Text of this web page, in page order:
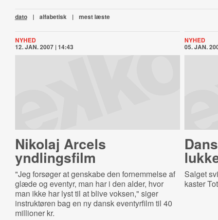
dato | alfabetisk | mest læste
NYHED
12. JAN. 2007 | 14:43
Nikolaj Arcels
yndlingsfilm
"Jeg forsøger at genskabe den fornemmelse af
glæde og eventyr, man har i den alder, hvor
man ikke har lyst til at blive voksen," siger
instruktøren bag en ny dansk eventyrfilm til 40
millioner kr.
NYHED
05. JAN.
Salget
kaster